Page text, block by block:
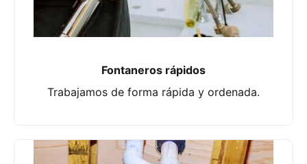
Fontaneros rápidos
Trabajamos de forma rápida y ordenada.